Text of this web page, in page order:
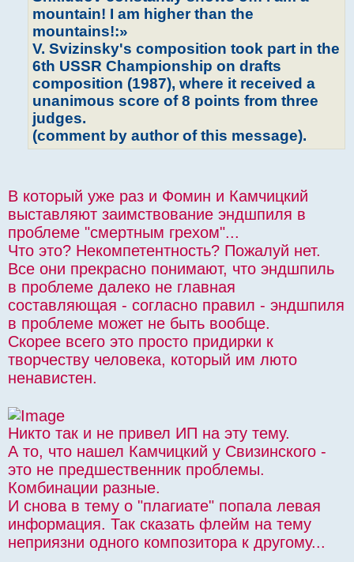
mountain! I am higher than the
mountains!:»
V. Svizinsky's composition took part in the
6th USSR Championship on drafts
composition (1987), where it received a
unanimous score of 8 points from three
judges.
(comment by author of this message).
В который уже раз и Фомин и Камчицкий
выставляют заимствование эндшпиля в
проблеме "смертным грехом"...
Что это? Некомпетентность? Пожалуй нет.
Все они прекрасно понимают, что эндшпиль
в проблеме далеко не главная
составляющая - согласно правил - эндшпиля
в проблеме может не быть вообще.
Скорее всего это просто придирки к
творчеству человека, который им люто
ненавистен.
Никто так и не привел ИП на эту тему.
А то, что нашел Камчицкий у Свизинского -
это не предшественник проблемы.
Комбинации разные.
И снова в тему о "плагиате" попала левая
информация. Так сказать флейм на тему
неприязни одного композитора к другому...